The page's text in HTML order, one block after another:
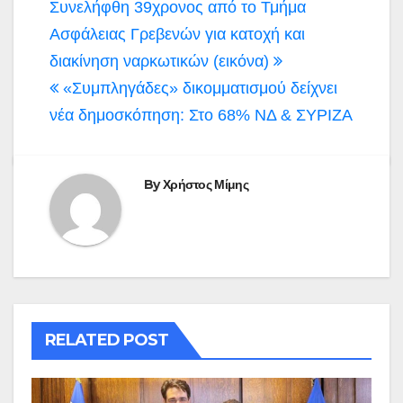
Πλοήγηση
άρθρων
Συνελήφθη 39χρονος από το Τμήμα
Ασφάλειας Γρεβενών για κατοχή και
διακίνηση ναρκωτικών (εικόνα)
«Συμπληγάδες» δικομματισμού δείχνει
νέα δημοσκόπηση: Στο 68% ΝΔ & ΣΥΡΙΖΑ
ByΧρήστος Μίμης
RELATED POST